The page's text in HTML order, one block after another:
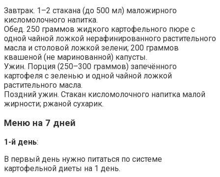
Завтрак. 1–2 стакана (до 500 мл) маложирного
кисломолочного напитка.
Обед. 250 граммов жидкого картофельного пюре с
одной чайной ложкой нерафинированного растительного
масла и столовой ложкой зелени; 200 граммов
квашеной (не маринованной) капусты.
Ужин. Порция (250–300 граммов) запечённого
картофеля с зеленью и одной чайной ложкой
растительного масла.
Поздний ужин. Стакан кисломолочного напитка малой
жирности; ржаной сухарик.
Меню на 7 дней
1-й день:
В первый день нужно питаться по системе
картофельной диеты на 1 день.